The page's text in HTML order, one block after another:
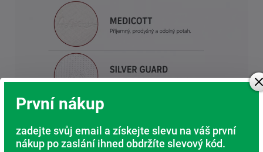
První nákup
zadejte svůj email a získejte slevu na váš první
nákup po zaslání ihned obdržíte slevový kód.